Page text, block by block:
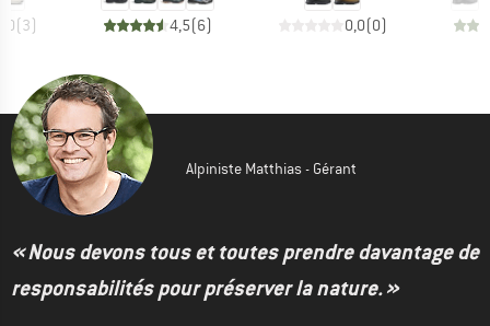
(3) 4,5(6) 0,0(0)
Alpiniste Matthias - Gérant
« Nous devons tous et toutes prendre davantage de
responsabilités pour préserver la nature. »